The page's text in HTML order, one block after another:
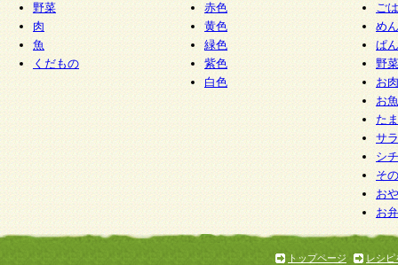
野菜
肉
魚
くだもの
赤色
黄色
緑色
紫色
白色
ご
めん
ぱん
野
お
お
た
サ
シ
そ
お
お
トップページ
レシピ